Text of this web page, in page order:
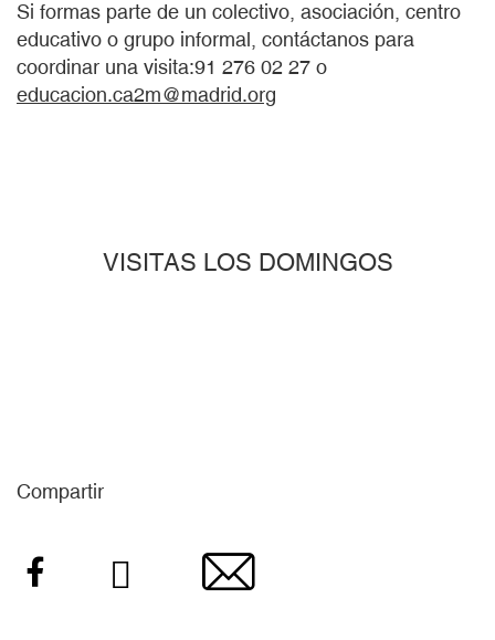
Si formas parte de un colectivo, asociación, centro
educativo o grupo informal, contáctanos para
coordinar una visita:91 276 02 27 o
educacion.ca2m@madrid.org
VISITAS LOS DOMINGOS
Compartir
Facebook Email